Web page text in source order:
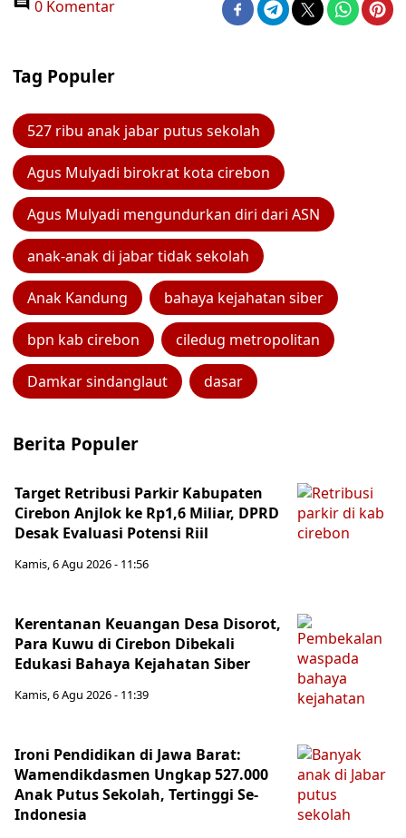
0 Komentar
Tag Populer
527 ribu anak jabar putus sekolah
Agus Mulyadi birokrat kota cirebon
Agus Mulyadi mengundurkan diri dari ASN
anak-anak di jabar tidak sekolah
Anak Kandung bahaya kejahatan siber
bpn kab cirebon ciledug metropolitan
Damkar sindanglaut dasar
Berita Populer
Target Retribusi Parkir Kabupaten
Cirebon Anjlok ke Rp1,6 Miliar, DPRD
Desak Evaluasi Potensi Riil
Kamis, 6 Agu 2026 - 11:56
Kerentanan Keuangan Desa Disorot,
Para Kuwu di Cirebon Dibekali
Edukasi Bahaya Kejahatan Siber
Kamis, 6 Agu 2026 - 11:39
Ironi Pendidikan di Jawa Barat:
Wamendikdasmen Ungkap 527.000
Anak Putus Sekolah, Tertinggi Se-
Indonesia